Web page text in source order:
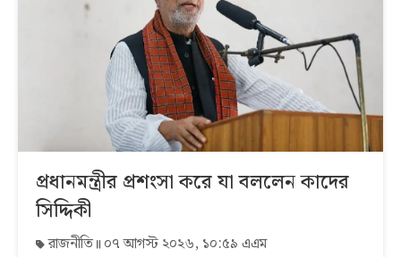
প্রধানমন্ত্রীর প্রশংসা করে যা বললেন কাদের
সিদ্দিকী
রাজনীতি ০৭ আগস্ট ২০২৬, ১০:৫৯ এএম